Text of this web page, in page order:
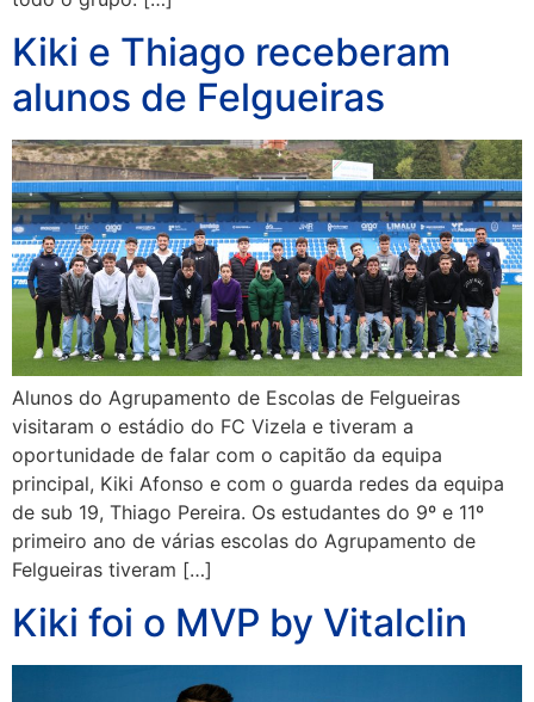
Kiki e Thiago receberam
alunos de Felgueiras
Alunos do Agrupamento de Escolas de Felgueiras
visitaram o estádio do FC Vizela e tiveram a
oportunidade de falar com o capitão da equipa
principal, Kiki Afonso e com o guarda redes da equipa
de sub 19, Thiago Pereira. Os estudantes do 9º e 11º
primeiro ano de várias escolas do Agrupamento de
Felgueiras tiveram […]
Kiki foi o MVP by Vitalclin